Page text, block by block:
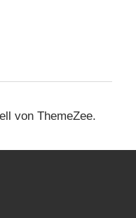
von ThemeZee.